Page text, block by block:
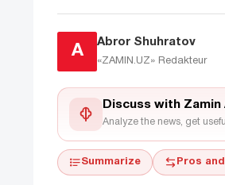
A
Abror Shuhratov
«ZAMIN.UZ» Redakteur
Discuss with Zamin
Analyze the news, get
Summarize Pros